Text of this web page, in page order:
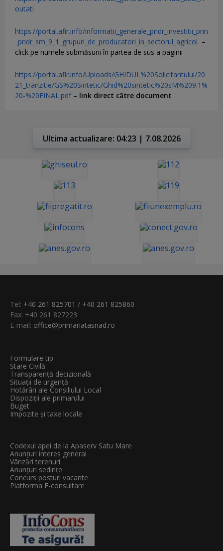
outati
https://portal.afir.info/informatii_generale_pndr_investitii_prin
_pndr_sm_9_1_grupuri_de_producatori_in_sectorul_agricol –
click pe numele submăsurii în partea de sus a paginii
https://portal.afir.info/Uploads/GHIDUL%20Solicitantului/20
21_tranzitie/GS%20Sintetic/Ghid%20sintetic%20sM%209.1%
20-%20FINAL.pdf– link direct către document
Ultima actualizare: 04:23 | 7.08.2026
Tel: +40 261 825701 / +40 261 825860
Fax: +40 261 827223
E-mail: office@primariatasnad.ro
Formulare tip
Stare Civilă
Transparenţă decizională
Situații de urgență
Hotărâri ale Consiliului Local
Dispoziții ale primarului
Buget
Impozite și taxe locale
Codexul apei de la Apaserv Satu Mare
Anunțuri interes general
Vânzări terenuri
Anunțuri sedințe
Concurs posturi vacante
Platforma E-consultare